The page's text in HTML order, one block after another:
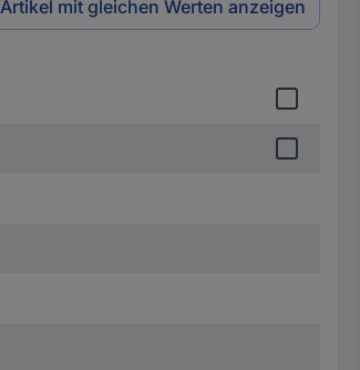
Artikel mit gleichen Werten anzeigen